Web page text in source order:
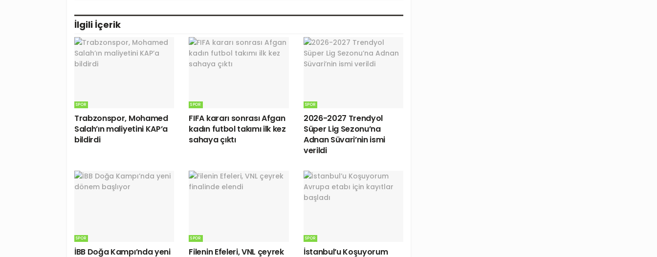
İlgili İçerik
SPOR
Trabzonspor, Mohamed
Salah’ın maliyetini KAP’a
bildirdi
SPOR
FIFA kararı sonrası Afgan
kadın futbol takımı ilk kez
sahaya çıktı
SPOR
2026-2027 Trendyol
Süper Lig Sezonu’na
Adnan Süvari’nin ismi
verildi
SPOR
İBB Doğa Kampı’nda yeni
SPOR
Filenin Efeleri, VNL çeyrek
SPOR
İstanbul’u Koşuyorum